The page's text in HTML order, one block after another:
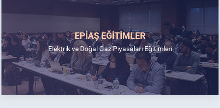
EPİAŞ EĞİTİMLER
Elektrik ve Doğal Gaz Piyasaları Eğitimleri